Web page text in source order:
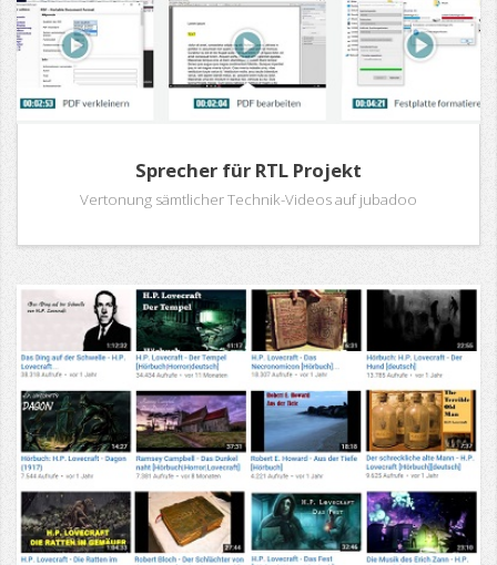
Sprecher für RTL Projekt
Vertonung sämtlicher Technik-Videos auf jubadoo